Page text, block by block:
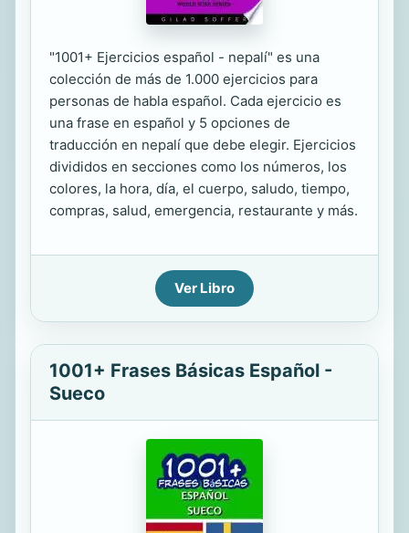
"1001+ Ejercicios español - nepalí" es una
colección de más de 1.000 ejercicios para
personas de habla español. Cada ejercicio es
una frase en español y 5 opciones de
traducción en nepalí que debe elegir. Ejercicios
divididos en secciones como los números, los
colores, la hora, día, el cuerpo, saludo, tiempo,
compras, salud, emergencia, restaurante y más.
Ver Libro
1001+ Frases Básicas Español -
Sueco